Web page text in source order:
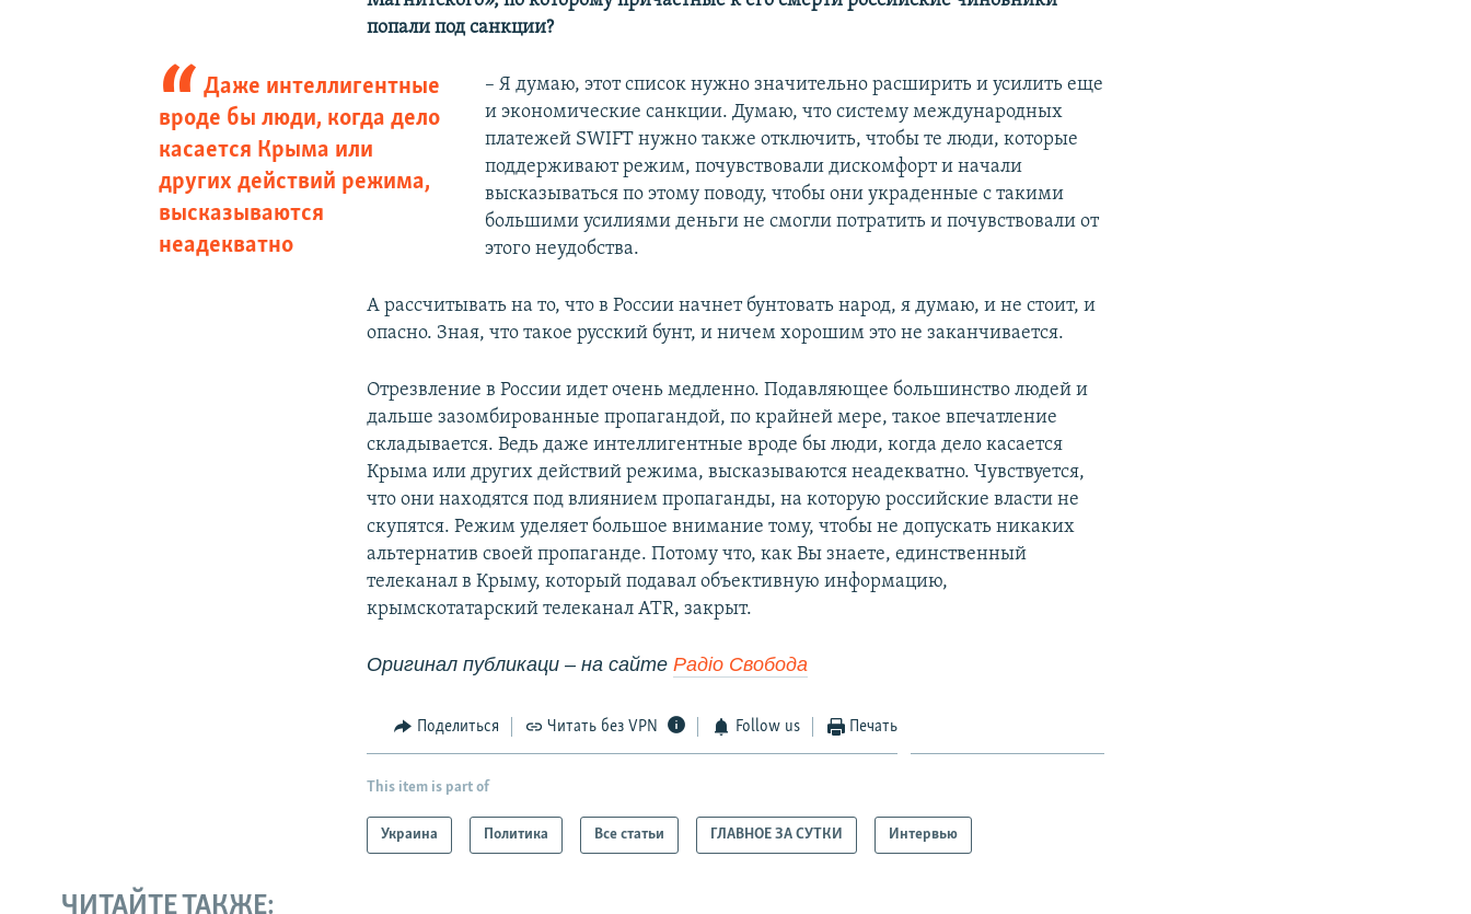
попали под санкции?
Даже интеллигентные
вроде бы люди, когда дело
касается Крыма или
других действий режима,
высказываются
неадекватно
– Я думаю, этот список нужно значительно расширить и усилить еще
и экономические санкции. Думаю, что систему международных
платежей SWIFT нужно также отключить, чтобы те люди, которые
поддерживают режим, почувствовали дискомфорт и начали
высказываться по этому поводу, чтобы они украденные с такими
большими усилиями деньги не смогли потратить и почувствовали от
этого неудобства.
А рассчитывать на то, что в России начнет бунтовать народ, я думаю, и не стоит, и
опасно. Зная, что такое русский бунт, и ничем хорошим это не заканчивается.
Отрезвление в России идет очень медленно. Подавляющее большинство людей и
дальше зазомбированные пропагандой, по крайней мере, такое впечатление
складывается. Ведь даже интеллигентные вроде бы люди, когда дело касается
Крыма или других действий режима, высказываются неадекватно. Чувствуется,
что они находятся под влиянием пропаганды, на которую российские власти не
скупятся. Режим уделяет большое внимание тому, чтобы не допускать никаких
альтернатив своей пропаганде. Потому что, как Вы знаете, единственный
телеканал в Крыму, который подавал объективную информацию,
крымскотатарский телеканал АТR, закрыт.
Оригинал публикаци – на сайтеРадіо Свобода
Поделиться Читать без VPN Follow us Печать
This item is part of
Украина Политика Все статьи ГЛАВНОЕ ЗА СУТКИ Интервью
ЧИТАЙТЕ ТАКЖЕ: